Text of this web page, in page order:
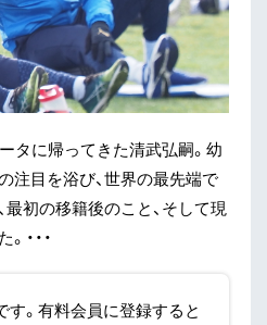
タに帰ってきた清武弘嗣。幼
注目を浴び、世界の最先端で
初の移籍後のこと、そして現
・・・
。有料会員に登録すると